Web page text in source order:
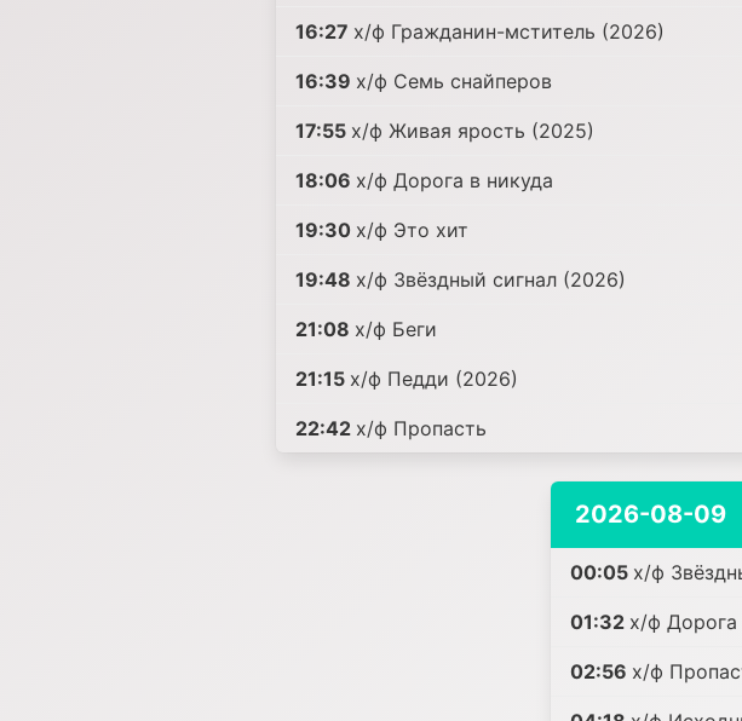
16:27 х/ф Гражданин-мститель (2026)
16:39 х/ф Семь снайперов
17:55 х/ф Живая ярость (2025)
18:06 х/ф Дорога в никуда
19:30 х/ф Это хит
19:48 х/ф Звёздный сигнал (2026)
21:08 х/ф Беги
21:15 х/ф Педди (2026)
22:42 х/ф Пропасть
2026-08-09
00:05 х/ф
01:32 х/ф Дорога
02:56 х/ф